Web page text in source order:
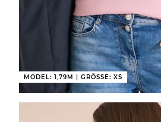
MODEL: 1,79M | GRÖSSE: XS